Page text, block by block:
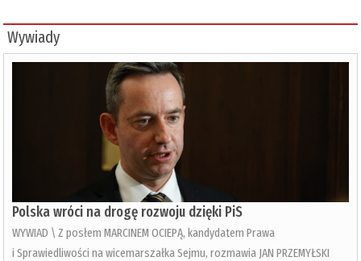
Wywiady
Polska wróci na drogę rozwoju dzięki PiS
WYWIAD \ Z posłem MARCINEM OCIEPĄ, kandydatem Prawa
i Sprawiedliwości na wicemarszałka Sejmu, rozmawia JAN PRZEMYŁSKI